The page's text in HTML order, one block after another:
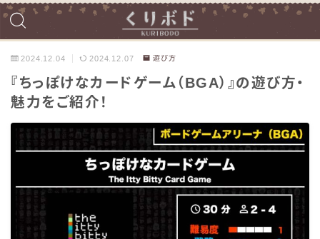
2024.12.04 2024.12.07 遊び方
『ちっぽけなカードゲーム（BGA）』の遊び方・
魅力をご紹介！